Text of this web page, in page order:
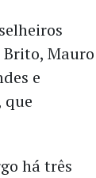
Brito, Mauro
e
que
há três